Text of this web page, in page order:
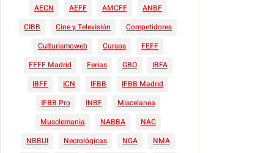
AECN AEFF AMCFF
ANBF
CIBB
Cine y Televisión
Competidores
Culturismoweb
Cursos
FEFF
FEFF Madrid
Ferias GBO
IBFA
IBFF
ICN IFBB
IFBB Madrid
IFBB Pro
INBF
Miscelanea
Musclemania
NABBA
NAC
NBBUI
Necrológicas NGA
NMA